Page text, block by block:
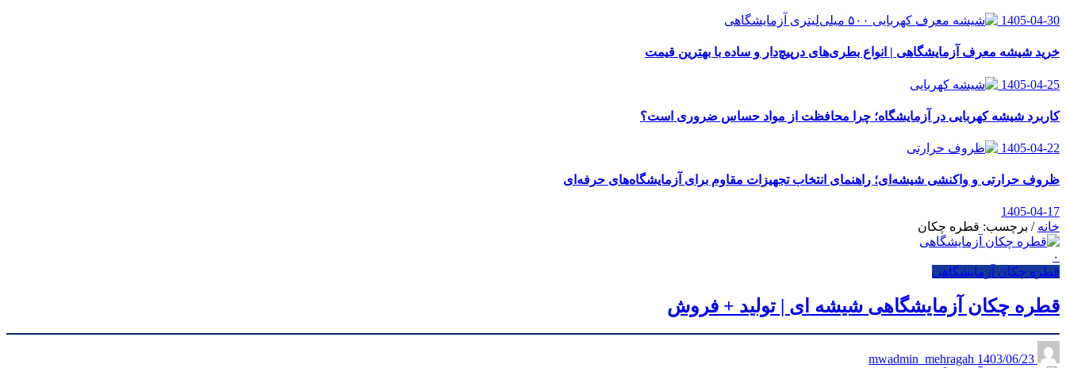
1405-04-30
خرید شیشه معرف آزمایشگاهی | انواع بطری‌های در‌پیچ‌دار و ساده با بهترین قیمت
1405-04-25
کاربرد شیشه کهربایی در آزمایشگاه؛ چرا محافظت از مواد حساس ضروری است؟
1405-04-22
ظروف حرارتی و واکنشی شیشه‌ای؛ راهنمای انتخاب تجهیزات مقاوم برای آزمایشگاه‌های حرفه‌ای
1405-04-17
خانه / برچسب: قطره چکان
۰
قطره چکان آزمایشگاهی
قطره چکان آزمایشگاهی شیشه ای | تولید + فروش
1403/06/23